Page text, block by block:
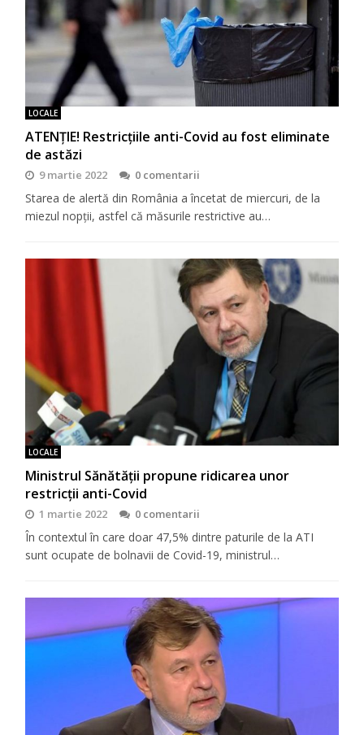
LOCALE
ATENȚIE! Restricțiile anti-Covid au fost eliminate
de astăzi
9 martie 2022 0 comentarii
Starea de alertă din România a încetat de miercuri, de la
miezul nopții, astfel că măsurile restrictive au…
LOCALE
Ministrul Sănătății propune ridicarea unor
restricții anti-Covid
1 martie 2022 0 comentarii
În contextul în care doar 47,5% dintre paturile de la ATI
sunt ocupate de bolnavii de Covid-19, ministrul…